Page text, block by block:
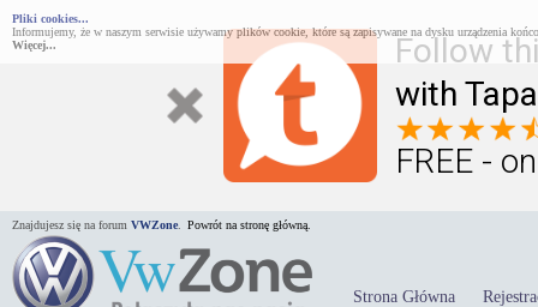
Follow
with
FREE -
Pliki cookies...
Informujemy, że w naszym serwisie używamy plików cookie, które są zapisywane na dysku urządzenia
Więcej...
Znajdujesz się na forum VWZone Powrót na stronę główną.
Strona Główna